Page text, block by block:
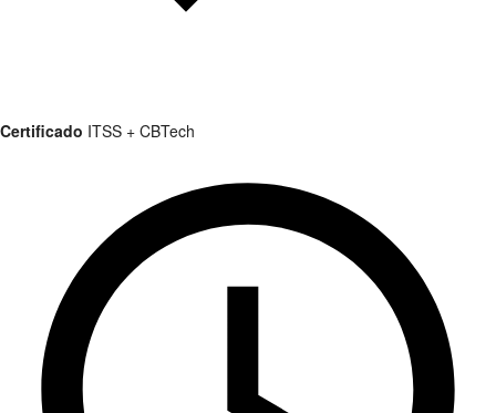
Certificado ITSS + CBTech